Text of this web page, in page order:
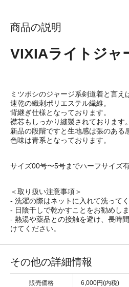
商品の説明
VIXIAライトジャ
ミツボシのジャージ系剣道着と言え
速乾の織刺ポリエステル繊維。
背継ぎ仕様となっております。
襟芯もしっかり縫製されております。
新品の段階ですと生地感は張のある
色味は青系となっております。
サイズ00号〜5号までハーフサイズ有
＜取り扱い注意事項＞
- 洗濯の際はネットに入れて洗ってく
- 日陰干しで乾かすことをお勧めしま
- 熱湯や薬品との接触を避け、長時
けてください。
その他の詳細情報
販売価格 6,000円(内税)